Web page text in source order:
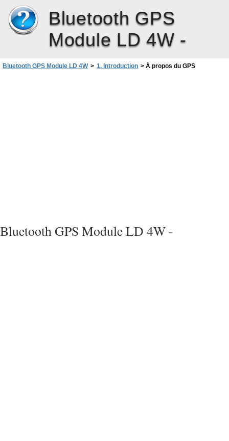
Bluetooth GPS
Module LD 4W -
Bluetooth GPS Module LD 4W > 1. Introduction > À propos du GPS
Bluetooth GPS Module LD 4W -